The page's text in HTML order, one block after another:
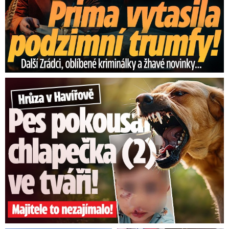
nebezpečnými meteorologickými jevy.
Kde jsou aktuálně v Česku bouřky?
Podívejte se na radar
V posledních letech přibývá tropických
dnů i nocí
Tropických dnů v posledních letech přibývá –
jejich rekordní počet jsme za letní období
naměřili na stanici Doksany v roce 2018, tam
jich bylo celkem 48.Rok 2018 byl extrém, ale
statistiky dokazují, že v posledních 30 letech
počet tropických dnů narůstá. Naposledy se léto
bez tropů obešlo v roce 1940. Roste i počet
Hrůza v Havířově: Pes pokousal chlapečka (2) ve tváři!